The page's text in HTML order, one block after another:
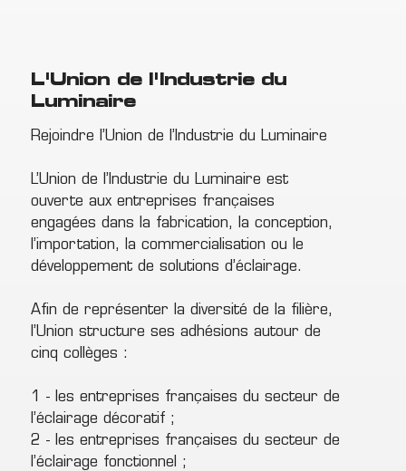
L'Union de l'Industrie du
Luminaire
Rejoindre l’Union de l’Industrie du Luminaire
L’Union de l’Industrie du Luminaire est
ouverte aux entreprises françaises
engagées dans la fabrication, la conception,
l’importation, la commercialisation ou le
développement de solutions d’éclairage.
Afin de représenter la diversité de la filière,
l’Union structure ses adhésions autour de
cinq collèges :
1 - les entreprises françaises du secteur de
l’éclairage décoratif ;
2 - les entreprises françaises du secteur de
l’éclairage fonctionnel ;